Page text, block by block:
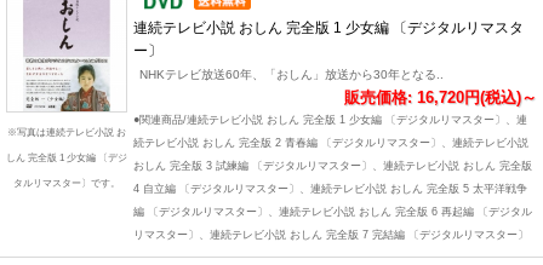
※写真は連続テレビ小説 お
しん 完全版 1 少女編 〔デジ
タルリマスター〕です。
連続テレビ小説 おしん 完全版 1 少女編 〔デジタルリマスタ
ー〕
NHKテレビ放送60年、「おしん」放送から30年となる..
販売価格: 16,720円(税込)～
●関連商品/連続テレビ小説 おしん 完全版 1 少女編 〔デジタルリマスター〕、連
続テレビ小説 おしん 完全版 2 青春編 〔デジタルリマスター〕、連続テレビ小説
おしん 完全版 3 試練編 〔デジタルリマスター〕、連続テレビ小説 おしん 完全版
4 自立編 〔デジタルリマスター〕、連続テレビ小説 おしん 完全版 5 太平洋戦争
編 〔デジタルリマスター〕、連続テレビ小説 おしん 完全版 6 再起編 〔デジタル
リマスター〕、連続テレビ小説 おしん 完全版 7 完結編 〔デジタルリマスター〕